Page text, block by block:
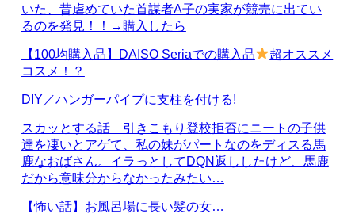
いた、昔虐めていた首謀者A子の実家が競売に出てい
るのを発見！！→購入したら
【100均購入品】DAISO Seriaでの購入品
超オススメ
コスメ！？
DIY／ハンガーパイプに支柱を付ける!
スカッとする話 引きこもり登校拒否にニートの子供
達を凄いとアゲて、私の妹がパートなのをディスる馬
鹿なおばさん。イラっとしてDQN返ししたけど、馬鹿
だから意味分からなかったみたい…
【怖い話】お風呂場に長い髪の女…